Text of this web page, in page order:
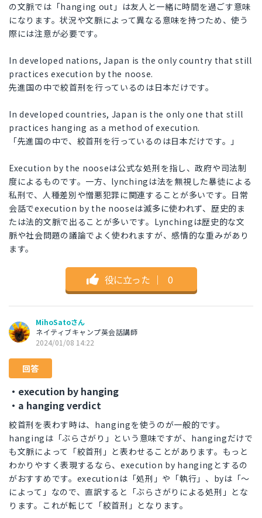
の文脈では「hanging out」は友人と一緒に時間を過ごす意味
になります。状況や文脈によって異なる意味を持つため、使う
際には注意が必要です。
In developed nations, Japan is the only country that still
practices execution by the noose.
先進国の中で絞首刑を行っているのは日本だけです。
In developed countries, Japan is the only one that still
practices hanging as a method of execution.
「先進国の中で、絞首刑を行っているのは日本だけです。」
Execution by the nooseは公式な処刑を指し、政府や司法制
度によるものです。一方、lynchingは法を無視した暴徒による
私刑で、人種差別や憎悪犯罪に関連することが多いです。日常
会話でexecution by the nooseは滅多に使われず、歴史的ま
たは法的文脈で出ることが多いです。Lynchingは歴史的な文
脈や社会問題の議論でよく使われますが、感情的な重みがあり
ます。
役に立った ｜ 0
MihoSatoさん
ネイティブキャンプ英会話講師
2024/01/08 14:22
回答
・execution by hanging
・a hanging verdict
絞首刑を表わす時は、hangingを使うのが一般的です。
hangingは「ぶらさがり」という意味ですが、hangingだけで
も文脈によって「絞首刑」と表わせることがあります。もっと
わかりやすく表現するなら、execution by hangingとするの
がおすすめです。executionは「処刑」や「執行」、byは「～
によって」なので、直訳すると「ぶらさがりによる処刑」とな
ります。これが転じて「絞首刑」となります。